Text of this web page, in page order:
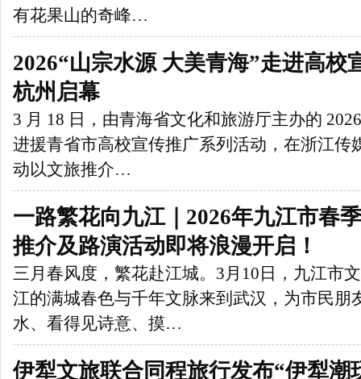
有花果山的奇峰…
2026“山宗水源 大美青海”走进高校
杭州启幕
3 月 18 日，由青海省文化和旅游厅主办的
进援青省市高校宣传推广系列活动，在浙江传
动以文旅推介…
一路繁花向九江｜2026年九江市春
推介及路演活动即将浪漫开启！
三月春风度，繁花赴江城。3月10日，九江市
江的满城春色与千年文脉来到武汉，为市民朋
水、看得见诗意、摸…
伊犁文旅联合同程旅行发布“伊犁潮